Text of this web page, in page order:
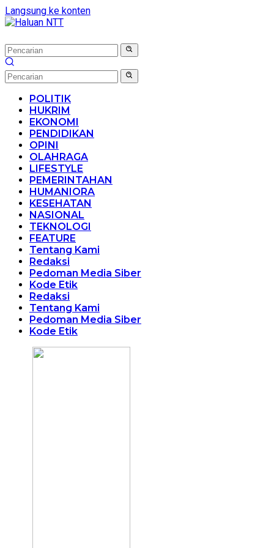
Langsung ke konten
POLITIK
HUKRIM
EKONOMI
PENDIDIKAN
OPINI
OLAHRAGA
LIFESTYLE
PEMERINTAHAN
HUMANIORA
KESEHATAN
NASIONAL
TEKNOLOGI
FEATURE
Tentang Kami
Redaksi
Pedoman Media Siber
Kode Etik
Redaksi
Tentang Kami
Pedoman Media Siber
Kode Etik